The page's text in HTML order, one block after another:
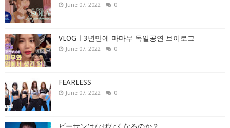
June 07, 2022 0
VLOGㅣ3년만에 마마무 독일공연 브이로그
June 07, 2022 0
FEARLESS
June 07, 2022 0